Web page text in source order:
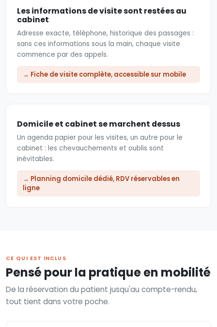
Les informations de visite sont restées au
cabinet
Adresse exacte, téléphone, historique des passages :
sans ces informations sous la main, chaque visite
commence par des appels.
→ Fiche de visite complète, accessible sur mobile
Domicile et cabinet se marchent dessus
Un agenda papier pour les visites, un autre pour le
cabinet : les chevauchements et oublis sont
inévitables.
→ Planning domicile dédié, RDV réservables en
ligne
CE QUI EST INCLUS
Pensé pour la pratique en mobilité
De la réservation du patient jusqu'au compte-rendu,
tout tient dans votre poche.